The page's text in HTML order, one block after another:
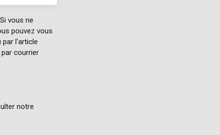
vous ne
pouvez vous
par l'article
courrier
notre